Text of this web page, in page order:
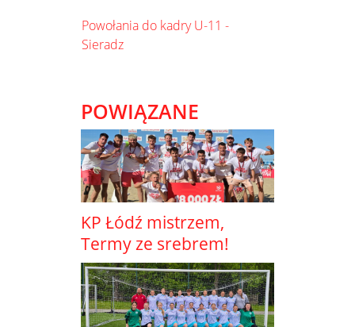
Powołania do kadry U-11 -
Sieradz
POWIĄZANE
KP Łódź mistrzem,
Termy ze srebrem!